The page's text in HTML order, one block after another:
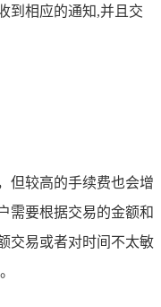
到相应的通知,并且交
但较高的手续费也会增
需要根据交易的金额和
交易或者对时间不太敏